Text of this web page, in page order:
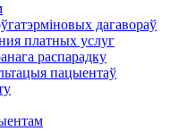
дагавораў
платных услуг
распарадку
пацыентаў